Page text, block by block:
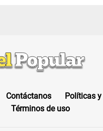
Contáctanos
Políticas
Términos de uso